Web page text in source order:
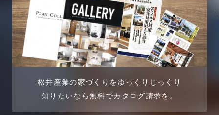
土地に関するよくある質問
土地活用事例
土地活用提案
売買物件
2024年6月
2024年5月
2024年4月
松井産業の家づくりをゆっくりじっくり
知りたいなら無料でカタログ請求を。